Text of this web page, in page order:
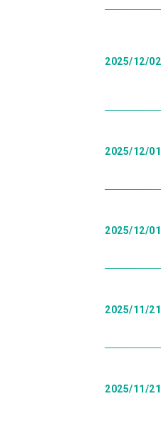
2025/12/02
2025/12/01
2025/12/01
2025/11/21
2025/11/21